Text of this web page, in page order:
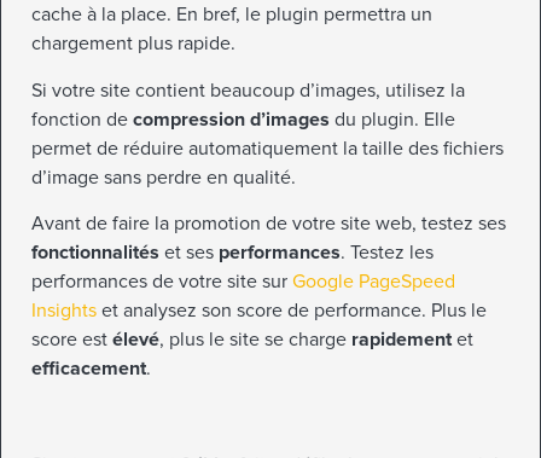
cache à la place. En bref, le plugin permettra un
chargement plus rapide.
Si votre site contient beaucoup d’images, utilisez la
fonction de compression d’images du plugin. Elle
permet de réduire automatiquement la taille des fichiers
d’image sans perdre en qualité.
Avant de faire la promotion de votre site web, testez ses
fonctionnalités et ses performances. Testez les
performances de votre site sur Google PageSpeed
Insights et analysez son score de performance. Plus le
score est élevé, plus le site se charge rapidementet
efficacement.